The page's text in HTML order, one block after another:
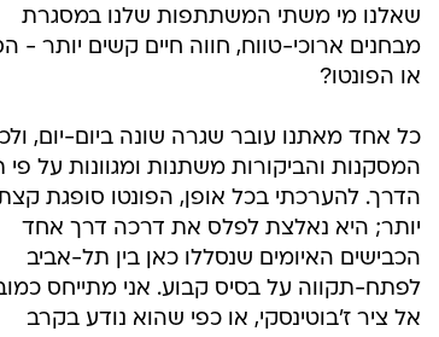
שאלנו מי משתי המשתתפות שלנו במסגרת
מבחנים ארוכי-טווח, חווה חיים קשים יותר -
או הפונטו?
כל אחד מאתנו עובר שגרה שונה ביום-יום,
המסקנות והביקורות משתנות ומגוונות על פי
הדרך. להערכתי בכל אופן, הפונטו סופגת
יותר; היא נאלצת לפלס את דרכה דרך אחד
הכבישים האיומים שנסללו כאן בין תל-אביב
לפתח-תקווה על בסיס קבוע. אני מתייחס
אל ציר ז'בוטינסקי, או כפי שהוא נודע בקרב